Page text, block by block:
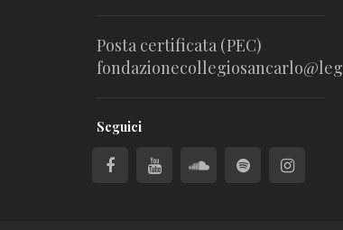
Posta certificata (PEC)
Seguici